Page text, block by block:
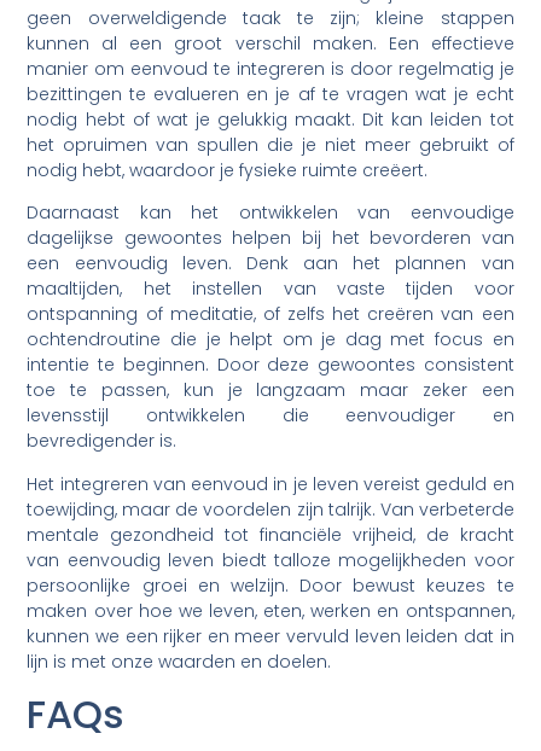
geen overweldigende taak te zijn; kleine stappen
kunnen al een groot verschil maken. Een effectieve
manier om eenvoud te integreren is door regelmatig je
bezittingen te evalueren en je af te vragen wat je echt
nodig hebt of wat je gelukkig maakt. Dit kan leiden tot
het opruimen van spullen die je niet meer gebruikt of
nodig hebt, waardoor je fysieke ruimte creëert.
Daarnaast kan het ontwikkelen van eenvoudige
dagelijkse gewoontes helpen bij het bevorderen van
een eenvoudig leven. Denk aan het plannen van
maaltijden, het instellen van vaste tijden voor
ontspanning of meditatie, of zelfs het creëren van een
ochtendroutine die je helpt om je dag met focus en
intentie te beginnen. Door deze gewoontes consistent
toe te passen, kun je langzaam maar zeker een
levensstijl ontwikkelen die eenvoudiger en
bevredigender is.
Het integreren van eenvoud in je leven vereist geduld en
toewijding, maar de voordelen zijn talrijk. Van verbeterde
mentale gezondheid tot financiële vrijheid, de kracht
van eenvoudig leven biedt talloze mogelijkheden voor
persoonlijke groei en welzijn. Door bewust keuzes te
maken over hoe we leven, eten, werken en ontspannen,
kunnen we een rijker en meer vervuld leven leiden dat in
lijn is met onze waarden en doelen.
FAQs